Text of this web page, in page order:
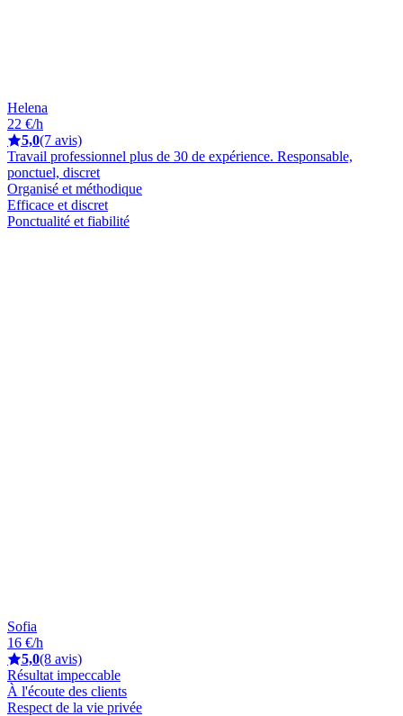
Helena
22 €/h
5,0(7 avis)
Travail professionnel plus de 30 de expérience. Responsable,
ponctuel, discret
Organisé et méthodique
Efficace et discret
Ponctualité et fiabilité
Sofia
16 €/h
5,0(8 avis)
Résultat impeccable
À l'écoute des clients
Respect de la vie privée